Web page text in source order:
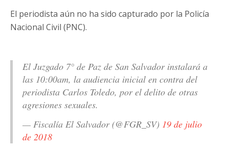
El periodista aún no ha sido capturado por la Policía
Nacional Civil (PNC).
El Juzgado 7° de Paz de San Salvador instalará a
las 10:00am, la audiencia inicial en contra del
periodista Carlos Toledo, por el delito de otras
agresiones sexuales.
— Fiscalía El Salvador (@FGR_SV) 19 de julio
de 2018